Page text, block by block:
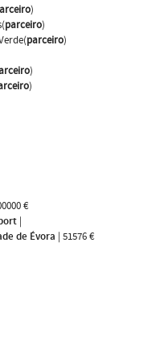
)
parceiro)
parceiro)
)
)
€
|
de Évora | 51576 €